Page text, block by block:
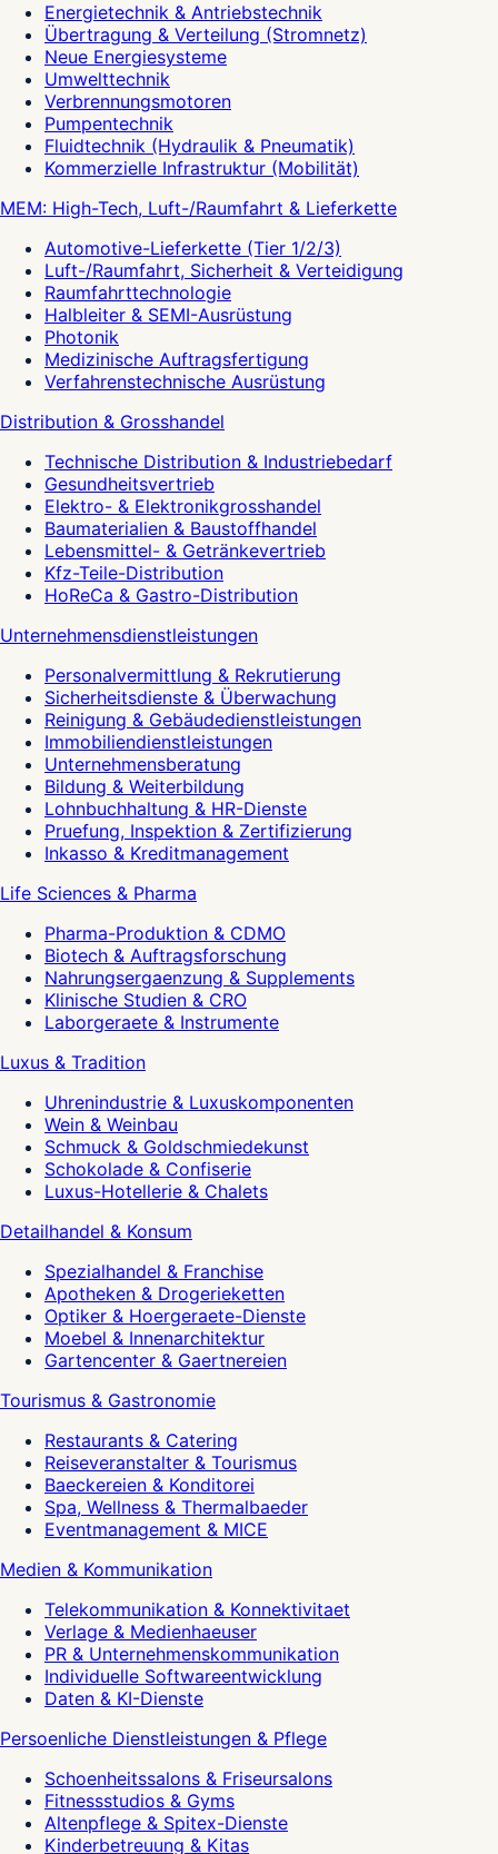
Energietechnik & Antriebstechnik
Übertragung & Verteilung (Stromnetz)
Neue Energiesysteme
Umwelttechnik
Verbrennungsmotoren
Pumpentechnik
Fluidtechnik (Hydraulik & Pneumatik)
Kommerzielle Infrastruktur (Mobilität)
MEM: High-Tech, Luft-/Raumfahrt & Lieferkette
Automotive-Lieferkette (Tier 1/2/3)
Luft-/Raumfahrt, Sicherheit & Verteidigung
Raumfahrttechnologie
Halbleiter & SEMI-Ausrüstung
Photonik
Medizinische Auftragsfertigung
Verfahrenstechnische Ausrüstung
Distribution & Grosshandel
Technische Distribution & Industriebedarf
Gesundheitsvertrieb
Elektro- & Elektronikgrosshandel
Baumaterialien & Baustoffhandel
Lebensmittel- & Getränkevertrieb
Kfz-Teile-Distribution
HoReCa & Gastro-Distribution
Unternehmensdienstleistungen
Personalvermittlung & Rekrutierung
Sicherheitsdienste & Überwachung
Reinigung & Gebäudedienstleistungen
Immobiliendienstleistungen
Unternehmensberatung
Bildung & Weiterbildung
Lohnbuchhaltung & HR-Dienste
Pruefung, Inspektion & Zertifizierung
Inkasso & Kreditmanagement
Life Sciences & Pharma
Pharma-Produktion & CDMO
Biotech & Auftragsforschung
Nahrungsergaenzung & Supplements
Klinische Studien & CRO
Laborgeraete & Instrumente
Luxus & Tradition
Uhrenindustrie & Luxuskomponenten
Wein & Weinbau
Schmuck & Goldschmiedekunst
Schokolade & Confiserie
Luxus-Hotellerie & Chalets
Detailhandel & Konsum
Spezialhandel & Franchise
Apotheken & Drogerieketten
Optiker & Hoergeraete-Dienste
Moebel & Innenarchitektur
Gartencenter & Gaertnereien
Tourismus & Gastronomie
Restaurants & Catering
Reiseveranstalter & Tourismus
Baeckereien & Konditorei
Spa, Wellness & Thermalbaeder
Eventmanagement & MICE
Medien & Kommunikation
Telekommunikation & Konnektivitaet
Verlage & Medienhaeuser
PR & Unternehmenskommunikation
Individuelle Softwareentwicklung
Daten & KI-Dienste
Persoenliche Dienstleistungen & Pflege
Schoenheitssalons & Friseursalons
Fitnessstudios & Gyms
Altenpflege & Spitex-Dienste
Kinderbetreuung & Kitas